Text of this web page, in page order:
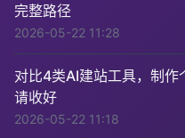
完整路径
2026-05-22 11:28
对比4类AI建站工具，制
请收好
2026-05-22 11:18